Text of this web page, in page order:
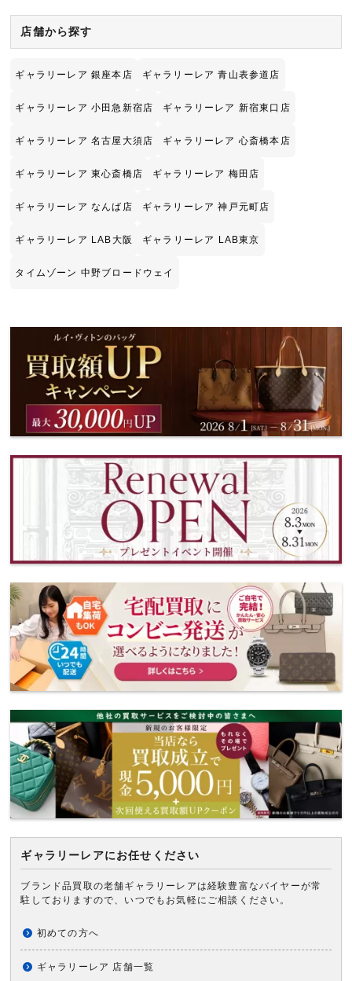
ギャラリーレアにお任せください
ブランド品買取の老舗ギャラリーレアは経験豊富なバイヤーが常
駐しておりますので、いつでもお気軽にご相談ください。
初めての方へ
ギャラリーレア 店舗一覧
店舗から探す
ギャラリーレア 銀座本店 ギャラリーレア 青山表参道店
ギャラリーレア 小田急新宿店 ギャラリーレア 新宿東口店
ギャラリーレア 名古屋大須店 ギャラリーレア 心斎橋本店
ギャラリーレア 東心斎橋店 ギャラリーレア 梅田店
ギャラリーレア なんば店 ギャラリーレア 神戸元町店
ギャラリーレア LAB大阪 ギャラリーレア LAB東京
タイムゾーン 中野ブロードウェイ